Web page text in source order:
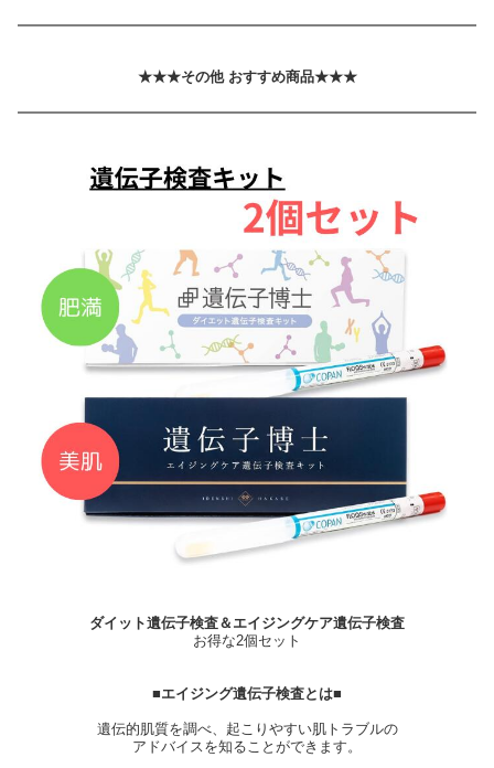
★★★その他 おすすめ商品★★★
ダイット遺伝子検査＆エイジングケア遺伝子検査
お得な2個セット
■エイジング遺伝子検査とは■
遺伝的肌質を調べ、起こりやすい肌トラブルの
アドバイスを知ることができます。